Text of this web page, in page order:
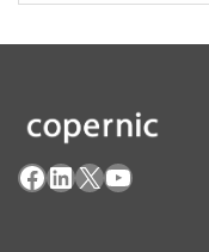
Facebook
LinkedIn
X